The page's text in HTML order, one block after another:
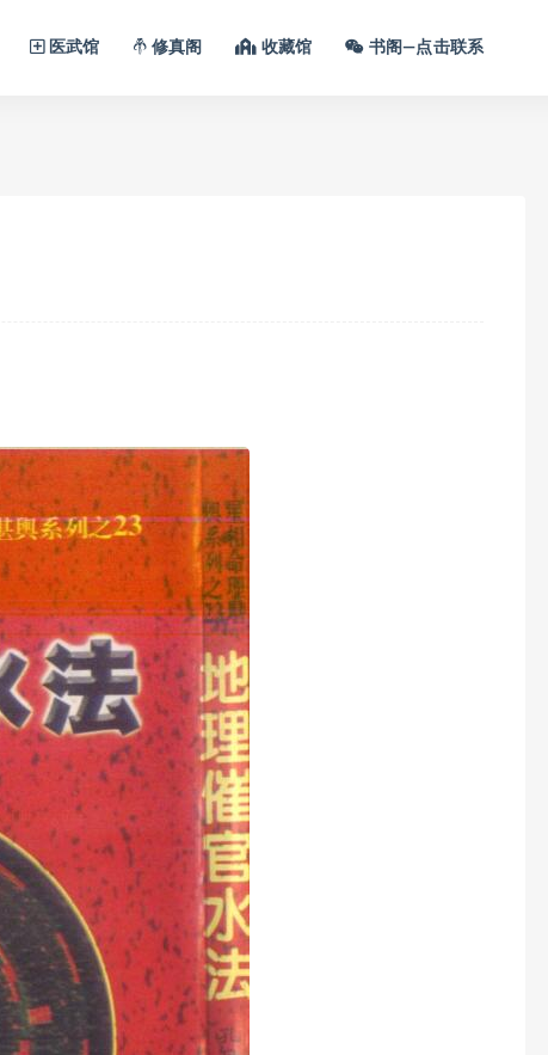
医武馆 修真阁 收藏馆 书阁—点击联系